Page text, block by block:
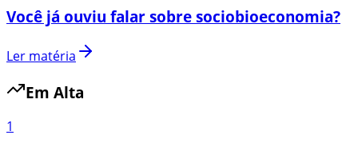
Você já ouviu falar sobre sociobioeconomia?
Ler matéria
Em Alta
1